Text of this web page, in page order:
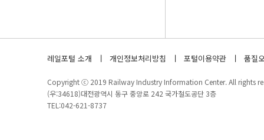
레일포털 소개 개인정보처리방침 포털이용약관 품질
Copyright ⓒ 2019 Railway Industry Information Center. All rights
(우:34618)대전광역시 동구 중앙로 242 국가철도공단 3층
TEL:042-621-8737